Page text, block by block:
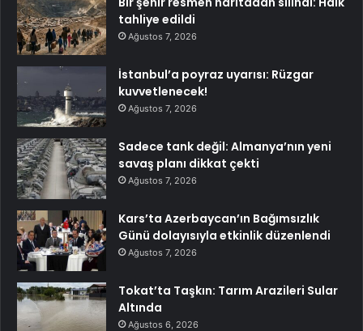
tahliye edildi
Ağustos 7, 2026
İstanbul’a poyraz uyarısı: Rüzgar
kuvvetlenecek!
Ağustos 7, 2026
Sadece tank değil: Almanya’nın yeni
savaş planı dikkat çekti
Ağustos 7, 2026
Kars’ta Azerbaycan’ın Bağımsızlık
Günü dolayısıyla etkinlik düzenlendi
Ağustos 7, 2026
Tokat’ta Taşkın: Tarım Arazileri Sular
Altında
Ağustos 6, 2026